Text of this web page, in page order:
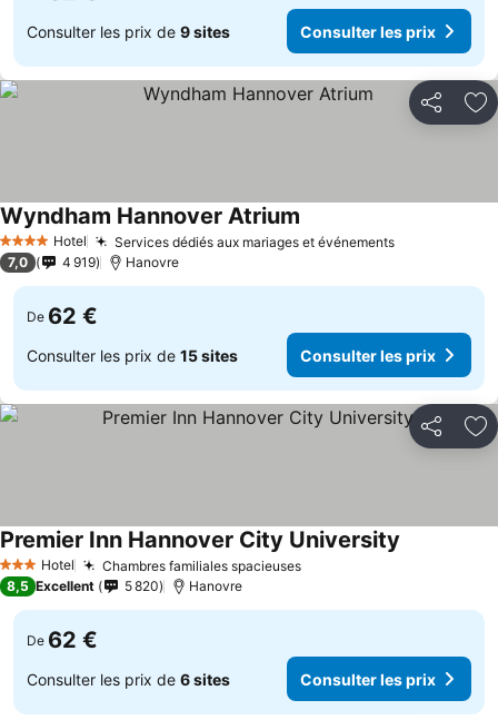
Consulter les prix de 9 sites Consulter les prix
Partager
4 Étoiles Hotel Services dédiés aux mariages et événements
Wyndham Hannover Atrium
7,0 4 919 Hanovre
De 62 €
Consulter les prix de 15 sites Consulter les prix
Partager
3 ÉtoilesHotel Chambres familiales spacieuses
Premier Inn Hannover City University
8,5 Excellent 5 820 Hanovre
De 62 €
Consulter les prix de 6 sites Consulter les prix